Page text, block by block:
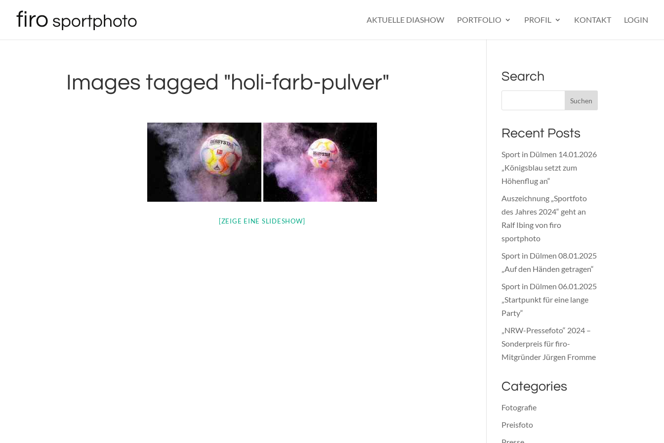
AKTUELLE DIASHOW PORTFOLIO PROFIL KONTAKT LOGIN
Images tagged "holi-farb-pulver"
[ZEIGE EINE SLIDESHOW]
Search
Recent Posts
Sport in Dülmen 14.01.2026
„Königsblau setzt zum
Höhenflug an“
Auszeichnung „Sportfoto
des Jahres 2024“ geht an
Ralf Ibing von firo
sportphoto
Sport in Dülmen 08.01.2025
„Auf den Händen getragen“
Sport in Dülmen 06.01.2025
„Startpunkt für eine lange
Party“
„NRW-Pressefoto“ 2024 –
Sonderpreis für firo-
Mitgründer Jürgen Fromme
Categories
Fotografie
Preisfoto